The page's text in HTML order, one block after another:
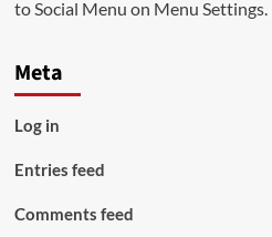
to Social Menu on Menu Settings.
Meta
Log in
Entries feed
Comments feed